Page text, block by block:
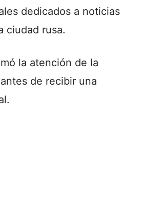
dedicados a noticias
ciudad rusa.
la atención de la
de recibir una